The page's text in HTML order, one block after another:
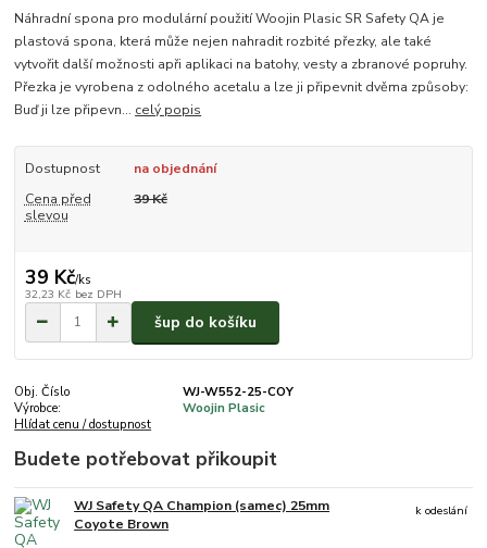
Náhradní spona pro modulární použití Woojin Plasic SR Safety QA je
plastová spona, která může nejen nahradit rozbité přezky, ale také
vytvořit další možnosti apři aplikaci na batohy, vesty a zbranové popruhy.
Přezka je vyrobena z odolného acetalu a lze ji připevnit dvěma způsoby:
Buď ji lze připevn... celý popis
Dostupnost
na objednání
Cena před
slevou
39 Kč
39 Kč/ks
32,23 Kč bez DPH
šup do košíku
Obj. Číslo
WJ-W552-25-COY
Výrobce:
Woojin Plasic
Hlídat cenu / dostupnost
Budete potřebovat přikoupit
WJ Safety QA Champion (samec) 25mm
Coyote Brown
k odeslání